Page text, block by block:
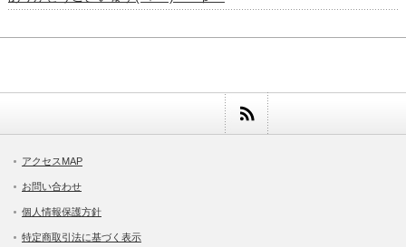
アクセスMAP
お問い合わせ
個人情報保護方針
特定商取引法に基づく表示